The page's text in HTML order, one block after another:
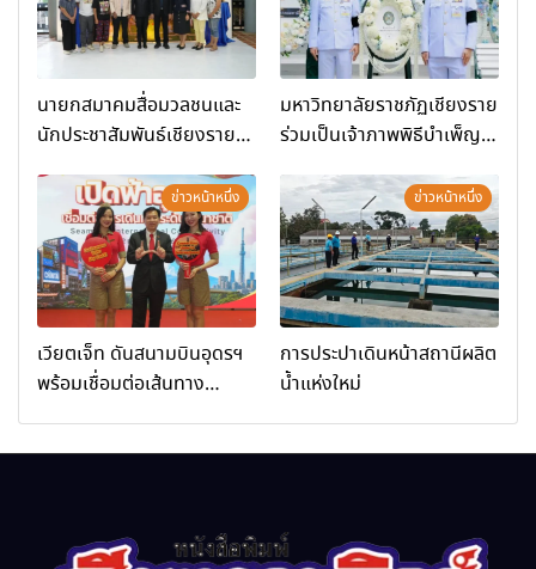
นายกสมาคมสื่อมวลชนและ
นักประชาสัมพันธ์เชียงราย
การท่องเที่ยวและกีฬาจังหวัด
เชียงราย จัดกิจกรรมอบรม
“การพัฒนาศักยภาพผู้
ประกอบการและเครือข่าย
ธุรกิจ Wellness สู่การ
เติบโตอย่างยั่งยืน (Chiang
Rai Wellness Business
มหาวิทยาลัยราชภัฏเชียงราย
ร่วมเป็นเจ้าภาพพิธีบำเพ็ญ
มหากรุณาธิคุณ
ข่าวหน้าหนึ่ง
เวียตเจ็ท ดันสนามบินอุดรฯ
พร้อมเชื่อมต่อเส้นทาง
ข่าวหน้าหนึ่ง
การประปาเดินหน้าสถานีผลิต
น้ำแห่งใหม่